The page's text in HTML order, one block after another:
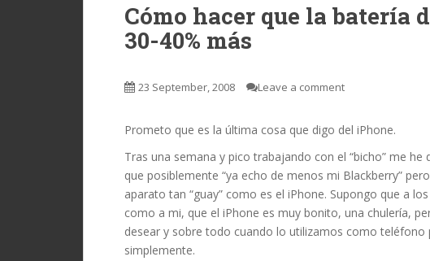
Cómo hacer que la batería
30-40% más
23 September, 2008 Leave a comment
Prometo que es la última cosa que digo del iPhone.
Tras una semana y pico trabajando con el “bicho” me
que posiblemente “ya echo de menos mi Blackberry”
aparato tan “guay” como es el iPhone. Supongo que a
como a mi, que el iPhone es muy bonito, una chulería,
desear y sobre todo cuando lo utilizamos como
simplemente.